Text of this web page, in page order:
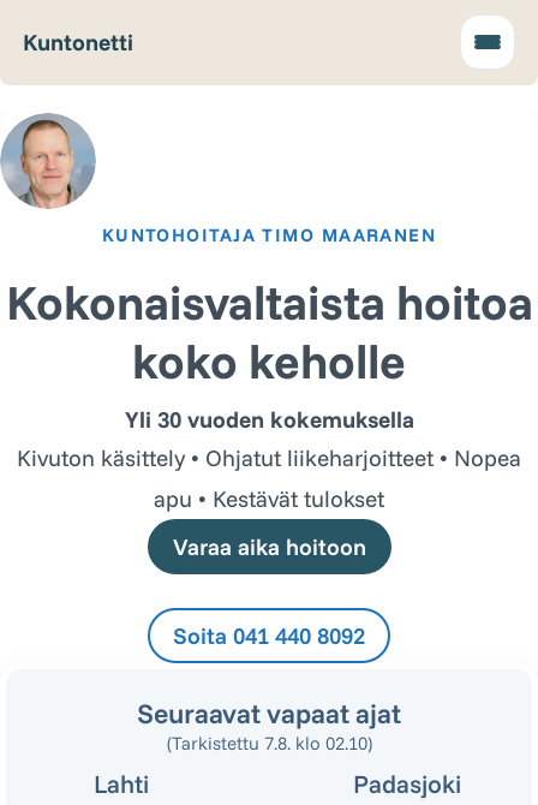
Kuntonetti
KUNTOHOITAJA TIMO MAARANEN
Kokonaisvaltaista hoitoa
koko keholle
Yli 30 vuoden kokemuksella
Kivuton käsittely • Ohjatut liikeharjoitteet • Nopea
apu • Kestävät tulokset
Varaa aika hoitoon
Soita 041 440 8092
Seuraavat vapaat ajat
(Tarkistettu 7.8. klo 02.10)
Lahti Padasjoki